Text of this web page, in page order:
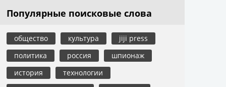
Популярные поисковые слова
общество культура
jiji press
политика
россия
шпионаж
история
технологии